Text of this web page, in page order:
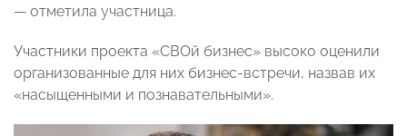
— отметила участница.
Участники проекта «СВОй бизнес» высоко оценили
организованные для них бизнес-встречи, назвав их
«насыщенными и познавательными».